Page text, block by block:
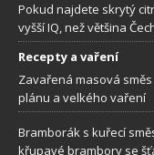
Pokud najdete skrytý
vyšší IQ, než většina
Recepty a vaření
Zavařená masová
plánu a velkého vaření
Bramborák s kuřecí
křupavé brambory se